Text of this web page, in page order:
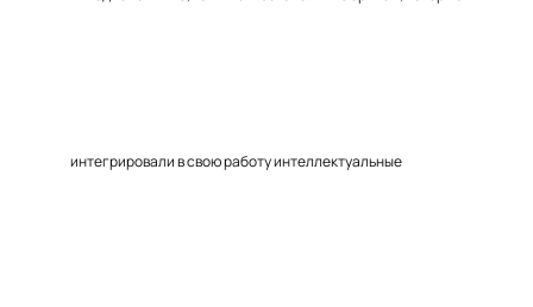
интегрировали в свою работу интеллектуальные